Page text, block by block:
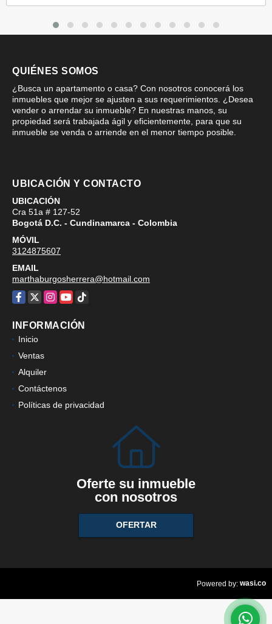
QUIÉNES SOMOS
¿Busca un apartamento o casa? Con nosotros conocerá los
inmuebles que mejor se ajusten a sus requerimientos. ¿Desea
vender o arrendar su inmueble? En nuestras manos, su
propiedad será trabajada ágil y eficientemente, para que su
inmueble se venda o arriende en el menor tiempo posible.
UBICACIÓN Y CONTACTO
UBICACIÓN
Cra 51a # 127-52
Bogotá D.C. - Cundinamarca - Colombia
MÓVIL
3124875607
EMAIL
marthaburgosherrera@hotmail.com
Facebook
X Instagram
YouTube
TikTok
INFORMACIÓN
Inicio
Ventas
Alquiler
Contáctenos
Políticas de privacidad
Oferte su inmueble
con nosotros
OFERTAR
Powered by: wasi.co